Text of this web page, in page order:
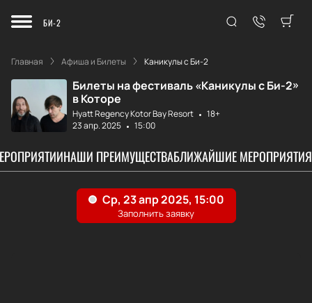
БИ-2
Главная Афиша и Билеты Каникулы с Би-2
Билеты на фестиваль «Каникулы с Би-2»
в Которе
Hyatt Regency Kotor Bay Resort
18+
23 апр. 2025
15:00
НАШИ ПРЕИМУЩЕСТВАБЛИЖАЙШИЕ МЕРОПРИЯТИЯ